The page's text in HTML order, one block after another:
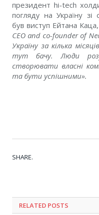
президент hi-tech
погляду на Україну зі
був виступ Ейтана
CEO and co-founder of
Україну за кілька
тут бачу. Люди
створювати власні
та бути успішними».
SHARE.
RELATED POSTS